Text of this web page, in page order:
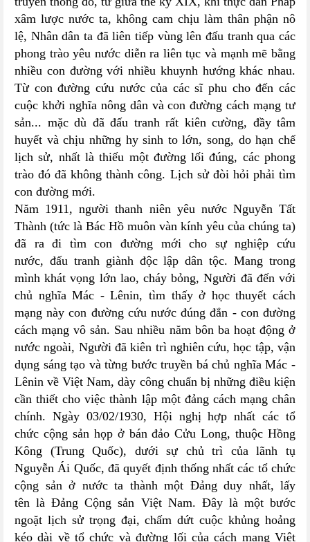
xâm lược nước ta, không cam chịu làm thân phận nô
lệ, Nhân dân ta đã liên tiếp vùng lên đấu tranh qua các
phong trào yêu nước diễn ra liên tục và mạnh mẽ bằng
nhiều con đường với nhiều khuynh hướng khác nhau.
Từ con đường cứu nước của các sĩ phu cho đến các
cuộc khởi nghĩa nông dân và con đường cách mạng tư
sản... mặc dù đã đấu tranh rất kiên cường, đầy tâm
huyết và chịu những hy sinh to lớn, song, do hạn chế
lịch sử, nhất là thiếu một đường lối đúng, các phong
trào đó đã không thành công. Lịch sử đòi hỏi phải tìm
con đường mới.
Năm 1911, người thanh niên yêu nước Nguyễn Tất
Thành (tức là Bác Hồ muôn vàn kính yêu của chúng ta)
đã ra đi tìm con đường mới cho sự nghiệp cứu
nước, đấu tranh giành độc lập dân tộc. Mang trong
mình khát vọng lớn lao, cháy bỏng, Người đã đến với
chủ nghĩa Mác - Lênin, tìm thấy ở học thuyết cách
mạng này con đường cứu nước đúng đắn - con đường
cách mạng vô sản. Sau nhiều năm bôn ba hoạt động ở
nước ngoài, Người đã kiên trì nghiên cứu, học tập, vận
dụng sáng tạo và từng bước truyền bá chủ nghĩa Mác -
Lênin về Việt Nam, dày công chuẩn bị những điều kiện
cần thiết cho việc thành lập một đảng cách mạng chân
chính. Ngày 03/02/1930, Hội nghị hợp nhất các tổ
chức cộng sản họp ở bán đảo Cửu Long, thuộc Hồng
Kông (Trung Quốc), dưới sự chủ trì của lãnh tụ
Nguyễn Ái Quốc, đã quyết định thống nhất các tổ chức
cộng sản ở nước ta thành một Đảng duy nhất, lấy
tên là Đảng Cộng sản Việt Nam. Đây là một bước
ngoặt lịch sử trọng đại, chấm dứt cuộc khủng hoảng
kéo dài về tổ chức và đường lối của cách mạng Việt